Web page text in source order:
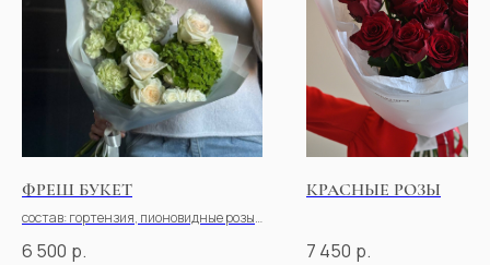
ФРЕШ БУКЕТ
состав: гортензия, пионовидные розы,
6 500 р.
КРАСНЫЕ РОЗЫ
7 450 р.